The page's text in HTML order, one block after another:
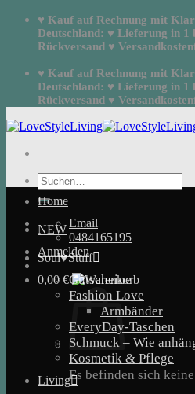
Zum
springen
♥ Kauf auf Rechnung mit
Deutschland: ♥ Lieferung in 1
Rückversand ♥
♥ Kauf auf Rechnung mit
Deutschland: ♥ Lieferung in 1
Rückversand ♥
Suchen
nach:
Email
0484165195
Anmelden
0,00€
Es befinden sich
Home
NEW
Soul♥Stuff
Gutscheine
Fashion Love
Armbänder
EveryDay-Taschen
Schmuck – Wie
Kosmetik & Pflege
Living